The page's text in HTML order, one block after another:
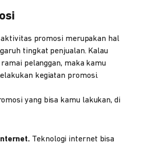
aktivitas promosi merupakan hal
tingkat penjualan. Kalau
pelanggan, maka kamu
kegiatan promosi.
yang bisa kamu lakukan, di
Teknologi internet bisa